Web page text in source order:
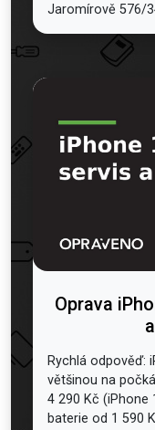
Jaromírově 576/
Oprava
Rychlá odpověď:
většinou na
4 290 Kč (iPhone
baterie od 1 590